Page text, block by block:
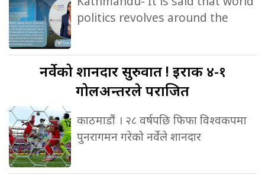
politics revolves around the
नर्वेकोशानदार सुरुवात ! इराक ४-१
गोलअन्तरले पराजित
काठमाडौं । २८ वर्षपछि फिफा विश्वकपमा
पुनरागमन गरेको नर्वेले शानदार